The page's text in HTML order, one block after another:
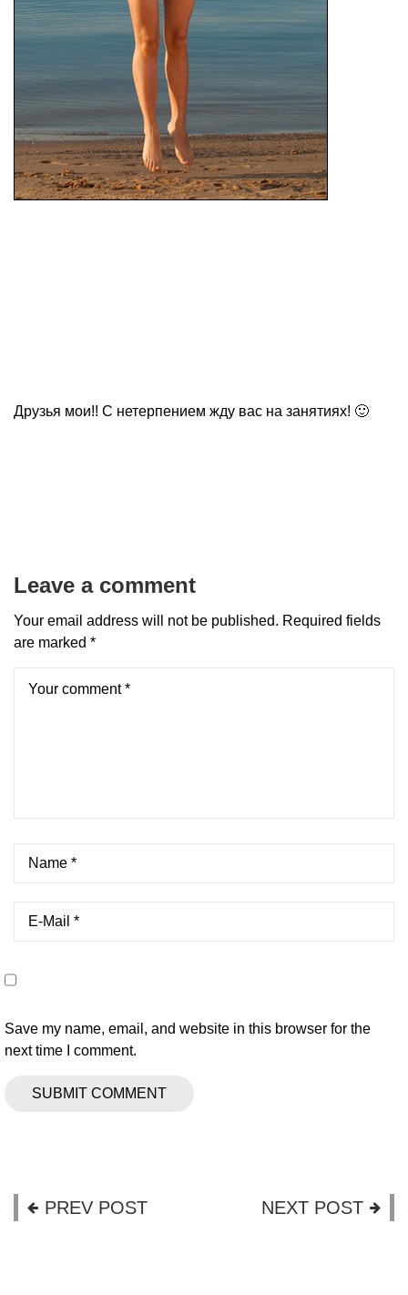
Друзья мои!! С нетерпением жду вас на занятиях! 🙂
Leave a comment
Your email address will not be published. Required fields
are marked *
Save my name, email, and website in this browser for the
next time I comment.
PREV POST NEXT POST